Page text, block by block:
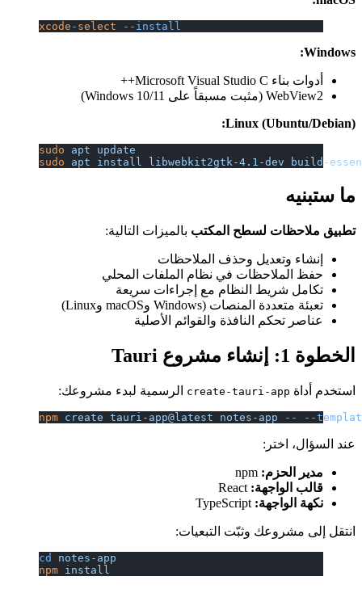
xcode-select --install
Windows:
أدوات بناء Microsoft Visual Studio C++
WebView2 (مثبت مسبقاً على Windows 10/11)
Linux (Ubuntu/Debian):
sudo apt update
sudo apt install libwebkit2gtk-4.1-dev build-
ما ستبنيه
تطبيق ملاحظات لسطح المكتببالميزات التالية:
إنشاء وتعديل وحذف الملاحظات
حفظ الملاحظات في نظام الملفات المحلي
تكامل شريط النظام مع إجراءات سريعة
تعبئة متعددة المنصات (Windows وmacOS وLinux)
عناصر تحكم النافذة والقوائم الأصلية
الخطوة 1: إنشاء مشروع Tauri
استخدم أداةcreate-tauri-app الرسمية لبدء مشروعك:
npm create tauri-app@latest notes-app -- --
عند السؤال، اختر:
مدير الحزم:npm
قالب الواجهة:React
نكهة الواجهة:TypeScript
انتقل إلى مشروعك وثبّت التبعيات:
cd notes-app
npm install